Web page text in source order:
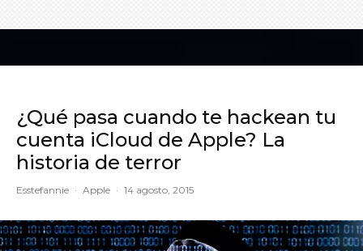
¿Qué pasa cuando te hackean tu
cuenta iCloud de Apple? La
historia de terror
Esstefannie · Apple · 14 agosto, 2015